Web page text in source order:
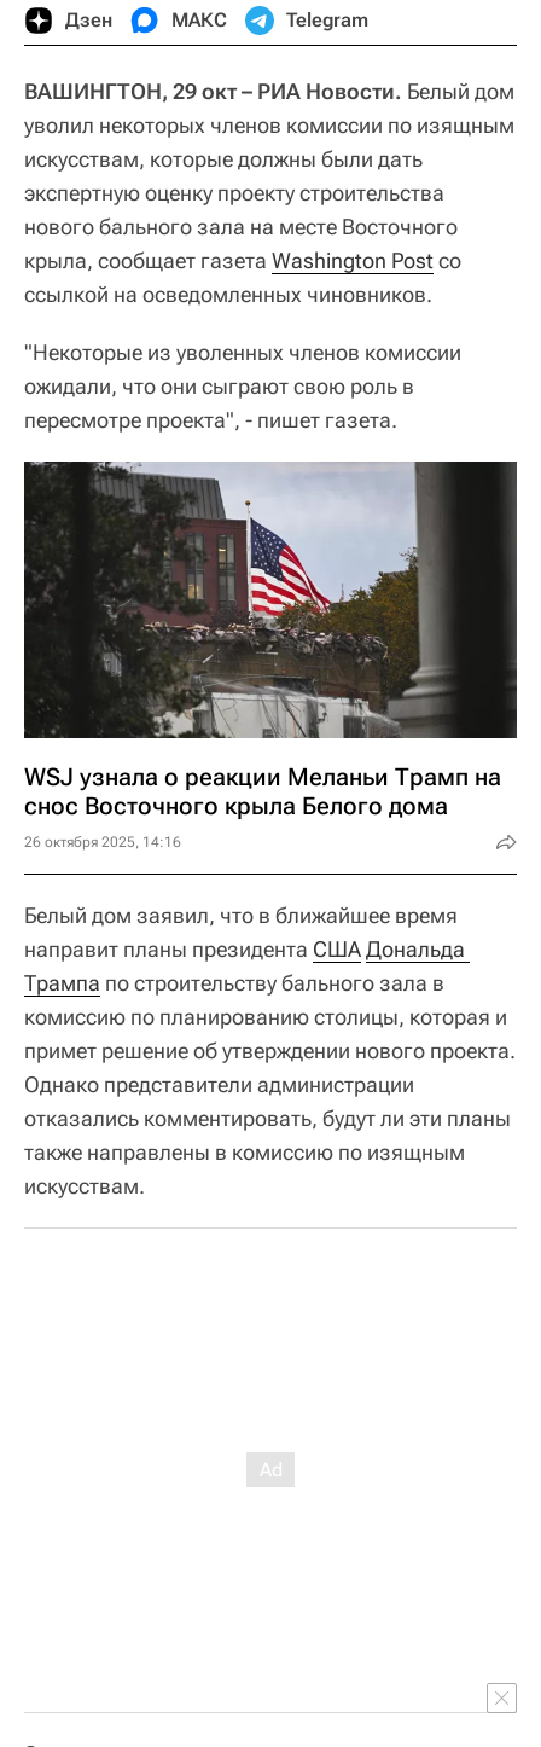
Дзен МАКС Telegram
ВАШИНГТОН, 29 окт – РИА Новости. Белый дом
уволил некоторых членов комиссии по изящным
искусствам, которые должны были дать
экспертную оценку проекту строительства
нового бального зала на месте Восточного
крыла, сообщает газета Washington Postсо
ссылкой на осведомленных чиновников.
"Некоторые из уволенных членов комиссии
ожидали, что они сыграют свою роль в
пересмотре проекта", - пишет газета.
WSJ узнала о реакции Меланьи Трамп на
снос Восточного крыла Белого дома
26 октября 2025, 14:16
Белый дом заявил, что в ближайшее время
направит планы президента СШАДональда
Трампа по строительству бального зала в
комиссию по планированию столицы, которая и
примет решение об утверждении нового проекта.
Однако представители администрации
отказались комментировать, будут ли эти планы
также направлены в комиссию по изящным
искусствам.